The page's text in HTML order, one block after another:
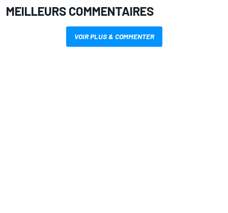
MEILLEURS COMMENTAIRES
VOIR PLUS & COMMENTER